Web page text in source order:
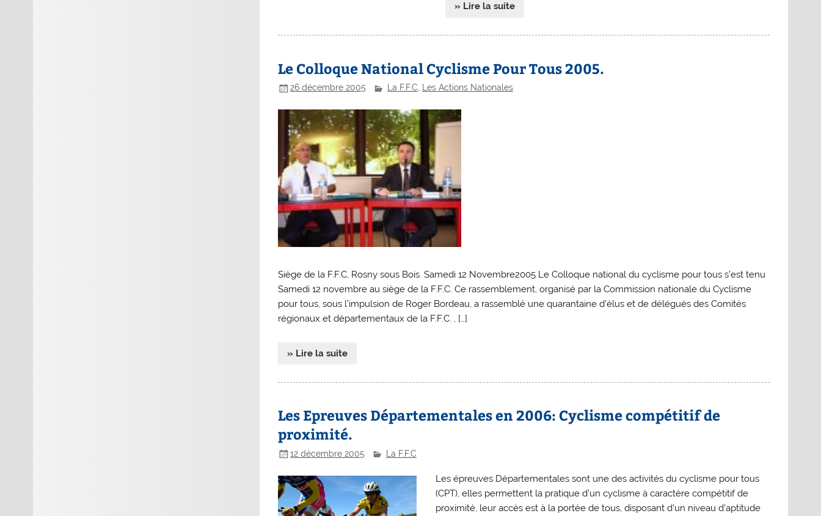
» Lire la suite
Le Colloque National Cyclisme Pour Tous 2005.
26 décembre 2005 La F.F.C, Les Actions Nationales
Siège de la F.F.C, Rosny sous Bois. Samedi 12 Novembre2005 Le Colloque national du cyclisme pour tous s’est tenu
Samedi 12 novembre au siège de la F.F.C. Ce rassemblement, organisé par la Commission nationale du Cyclisme
pour tous, sous l’impulsion de Roger Bordeau, a rassemblé une quarantaine d’élus et de délégués des Comités
régionaux et départementaux de la F.F.C. , […]
» Lire la suite
Les Epreuves Départementales en 2006: Cyclisme compétitif de
proximité.
12 décembre 2005 La F.F.C
Les épreuves Départementales sont une des activités du cyclisme pour tous
(CPT), elles permettent la pratique d’un cyclisme à caractère compétitif de
proximité, leur accès est à la portée de tous, disposant d’un niveau d’aptitude